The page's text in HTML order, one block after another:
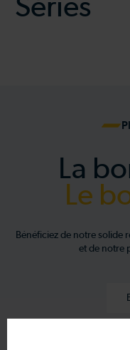
Séries
La
Le
Bénéficiez de notre solide
et de notre